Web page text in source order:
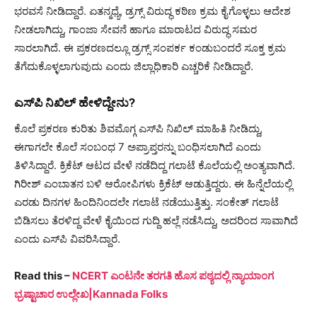
ಭರವಸೆ ನೀಡಿದ್ದಾರೆ. ಏತನ್ಮಧ್ಯೆ, ಡ್ರಗ್ಸ್ ವಿರುದ್ಧ ಕಠಿಣ ಕ್ರಮ ಕೈಗೊಳ್ಳಲು ಆದೇಶ
ನೀಡಲಾಗಿದ್ದು, ಗಾಂಜಾ ಸೇವನೆ ಹಾಗೂ ಮಾರಾಟದ ವಿರುದ್ಧ ಸಮರ
ಸಾರಲಾಗಿದೆ. ಈ ಪ್ರಕರಣದಲ್ಲೂ ಡ್ರಗ್ಸ್ ಸಂಪರ್ಕ ಕಂಡುಬಂದರೆ ಸೂಕ್ತ ಕ್ರಮ
ತೆಗೆದುಕೊಳ್ಳಲಾಗುವುದು ಎಂದು ಜಿಲ್ಲಾಧಿಕಾರಿ ಎಚ್ಚರಿಕೆ ನೀಡಿದ್ದಾರೆ.
ಎಸ್‌ಪಿ ನಿಖಿಲ್ ಹೇಳಿದ್ದೇನು?
ಕೊಲೆ ಪ್ರಕರಣ ಕುರಿತು ಶಿವಮೊಗ್ಗ ಎಸ್‌ಪಿ ನಿಖಿಲ್ ಮಾಹಿತಿ ನೀಡಿದ್ದು,
ಈಗಾಗಲೇ ಕೊಲೆ ಸಂಬಂಧ 7 ಅಪ್ರಾಪ್ತರನ್ನು ಬಂಧಿಸಲಾಗಿದೆ ಎಂದು
ತಿಳಿಸಿದ್ದಾರೆ. ಕ್ರಿಕೆಟ್ ಆಟದ ವೇಳೆ ನಡೆದಿದ್ದ ಗಲಾಟೆ ಕೊಲೆಯಲ್ಲಿ ಅಂತ್ಯವಾಗಿದೆ.
ಗಿರೀಶ್ ಎಂಬಾತನ ಬಳಿ ಆರೋಪಿಗಳು ಕ್ರಿಕೆಟ್ ಆಡುತ್ತಿದ್ದರು. ಈ ಹಿನ್ನೆಲೆಯಲ್ಲಿ
ಎರಡು ದಿನಗಳ ಹಿಂದಿನಿಂದಲೇ ಗಲಾಟೆ ನಡೆಯುತ್ತಿತ್ತು. ಸಂಕೇತ್ ಗಲಾಟೆ
ಬಿಡಿಸಲು ತೆರಳಿದ್ದ ವೇಳೆ ಕೈಯಿಂದ ಗುದ್ದಿ ಹಲ್ಲೆ ನಡೆಸಿದ್ದು, ಅದರಿಂದ ಸಾವಾಗಿದೆ
ಎಂದು ಎಸ್​ಪಿ ವಿವರಿಸಿದ್ದಾರೆ.
Read this – NCERT ಎಂಟನೇ ತರಗತಿ ಹೊಸ ಪಠ್ಯದಲ್ಲಿ ನ್ಯಾಯಾಂಗ
ಭ್ರಷ್ಟಾಚಾರ ಉಲ್ಲೇಖ|Kannada Folks